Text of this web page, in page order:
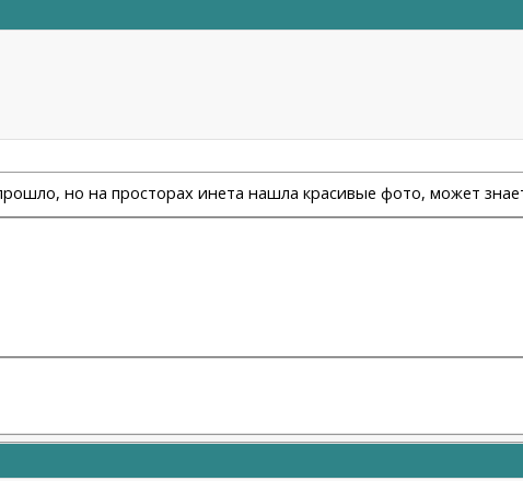
но на просторах инета нашла красивые фото, может